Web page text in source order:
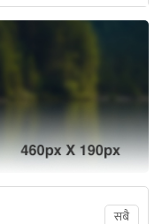
सबै